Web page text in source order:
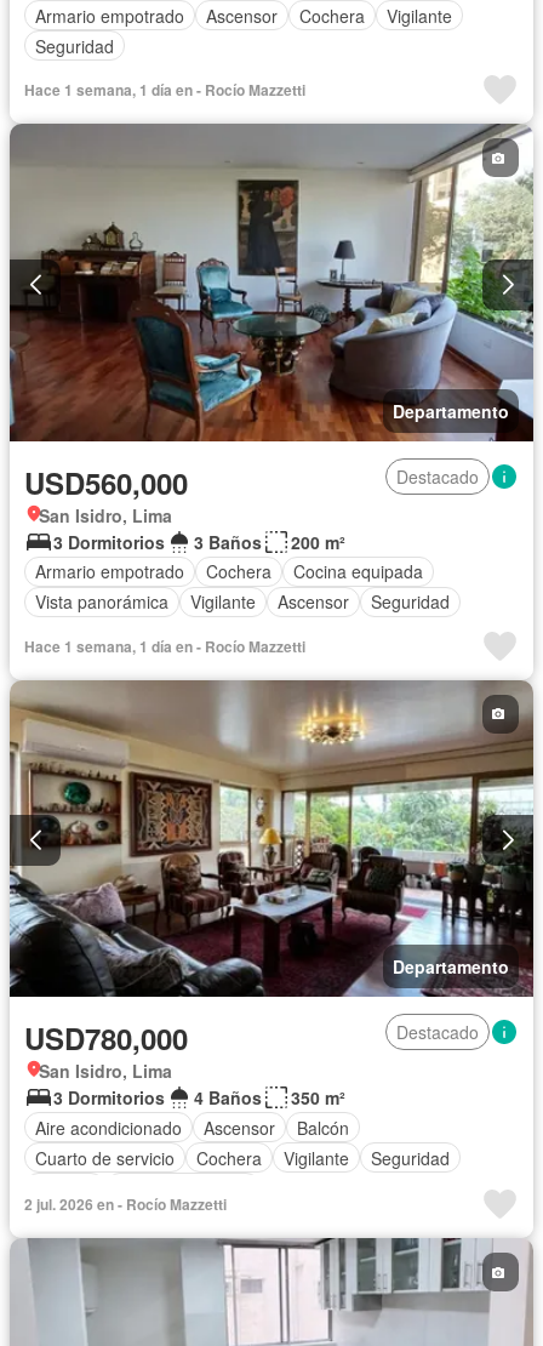
Armario empotrado
Ascensor Cochera
Vigilante
Seguridad
Hace 1 semana, 1 día en - Rocío Mazzetti
Departamento
USD560,000
Destacado
San Isidro, Lima
3 Dormitorios
3 Baños
200 m²
Armario empotrado
Cochera
Cocina equipada
Vista panorámica
Vigilante Ascensor Seguridad
Hace 1 semana, 1 día en - Rocío Mazzetti
Departamento
USD780,000
Destacado
San Isidro, Lima
3 Dormitorios
4 Baños
350 m²
Aire acondicionado
Ascensor
Balcón
Cuarto de servicio
Cochera Vigilante
Seguridad
2 jul. 2026 en - Rocío Mazzetti